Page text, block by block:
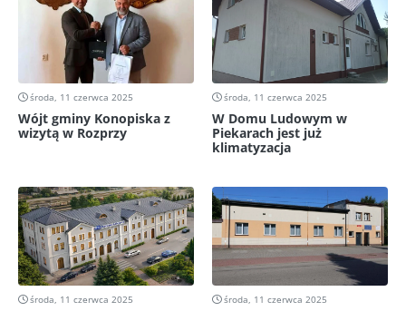
środa, 11 czerwca 2025
Wójt gminy Konopiska z
wizytą w Rozprzy
środa, 11 czerwca 2025
W Domu Ludowym w
Piekarach jest już
klimatyzacja
środa, 11 czerwca 2025 środa, 11 czerwca 2025